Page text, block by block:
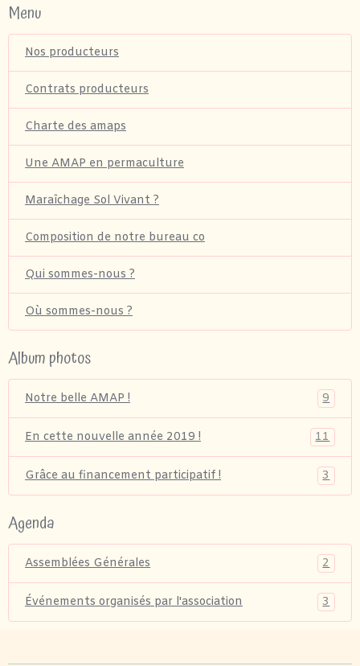
Menu
Nos producteurs
Contrats producteurs
Charte des amaps
Une AMAP en permaculture
Maraîchage Sol Vivant ?
Composition de notre bureau co
Qui sommes-nous ?
Où sommes-nous ?
Album photos
Notre belle AMAP ! 9
En cette nouvelle année 2019 ! 11
Grâce au financement participatif ! 3
Agenda
Assemblées Générales 2
Événements organisés par l'association 3